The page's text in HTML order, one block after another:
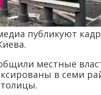
публикуют
местные
в семи